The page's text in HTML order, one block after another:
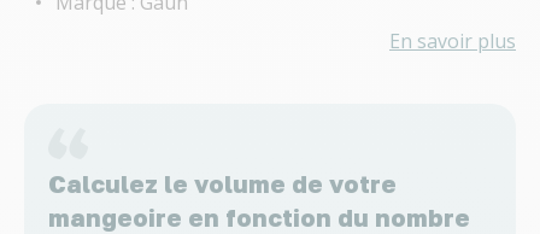
En savoir plus
Calculez le volume de votre
mangeoire en fonction du nombre